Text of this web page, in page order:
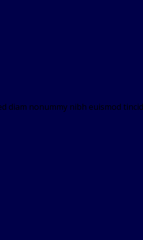
diam nonummy nibh euismod